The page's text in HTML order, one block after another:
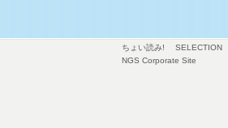
ちょい読み! SELECTION
NGS Corporate Site